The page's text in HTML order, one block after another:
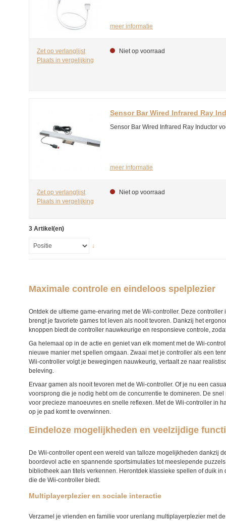
meer informatie
Zet op verlanglijst
Plaats in vergelijking
Niet op voorraad
Sensor Bar Wired Infrared Ray
Sensor Bar Wired Infrared Ray Inductor
meer informatie
Zet op verlanglijst
Plaats in vergelijking
Niet op voorraad
3 Artikel(en)
↓
Maximale controle en eindeloos spelplezier
Ontdek de ultieme game-ervaring met de Wii-controller. Deze
brengt je favoriete games tot leven als nooit tevoren. Dankzij het
knoppen biedt de controller nauwkeurige en responsieve controle,
Ga helemaal op in de actie en geniet van elk moment met de Wii-
nieuwe manier met spellen omgaan. Zwaai met je controller als een
Wii-controller volgt je bewegingen nauwkeurig, vertaalt ze naar
beleving.
Ervaar gamen als nooit tevoren met de Wii-controller. Of je nu een
voorsprong die je nodig hebt om de concurrentie te domineren. De
voor precieze manoeuvres en snelle reflexen. Met de Wii-controller in
op je pad komt te overwinnen.
Eindeloze mogelijkheden en veelzijdige
De Wii-controller opent een wereld van talloze mogelijkheden dankzij
boordevol actie en spannende sportsimulaties tot meeslepende
bibliotheek aan titels verkennen. Herontdek klassieke spellen of duik
die de Wii-controller biedt.
Multiplayerplezier en sociale interactie
Verzamel je vrienden en familie voor urenlang multiplayerplezier met